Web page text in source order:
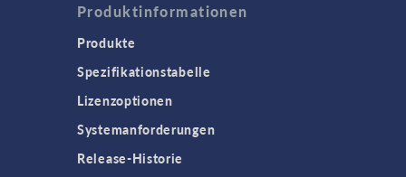
Produktinformationen
Produkte
Spezifikationstabelle
Lizenzoptionen
Systemanforderungen
Release-Historie